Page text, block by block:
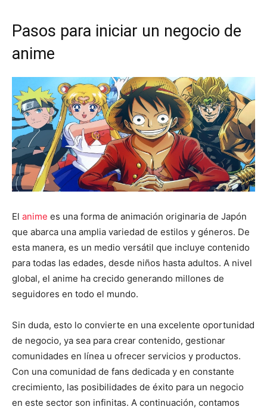
Pasos para iniciar un negocio de
anime
El anime es una forma de animación originaria de Japón
que abarca una amplia variedad de estilos y géneros. De
esta manera, es un medio versátil que incluye contenido
para todas las edades, desde niños hasta adultos. A nivel
global, el anime ha crecido generando millones de
seguidores en todo el mundo.
Sin duda, esto lo convierte en una excelente oportunidad
de negocio, ya sea para crear contenido, gestionar
comunidades en línea u ofrecer servicios y productos.
Con una comunidad de fans dedicada y en constante
crecimiento, las posibilidades de éxito para un negocio
en este sector son infinitas. A continuación, contamos